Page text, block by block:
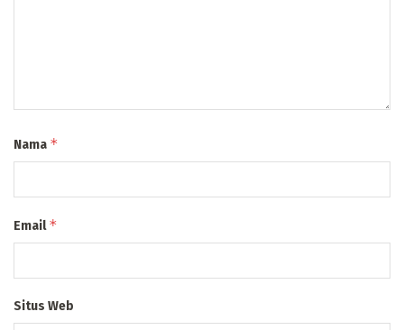
Nama *
Email*
Situs Web